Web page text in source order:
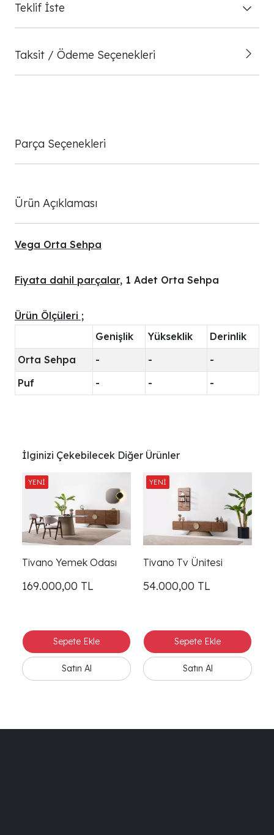
Teklif İste
Taksit / Ödeme Seçenekleri
Parça Seçenekleri
Ürün Açıklaması
Vega Orta Sehpa
Fiyata dahil parçalar, 1 Adet Orta Sehpa
Ürün Ölçüleri ;
Genişlik
Yükseklik
Derinlik
Orta Sehpa
- -
-
Puf
- - -
İlginizi Çekebilecek Diğer Ürünler
Tivano Yemek Odası
169.000,00 TL
Tivano Tv Ünitesi
54.000,00 TL